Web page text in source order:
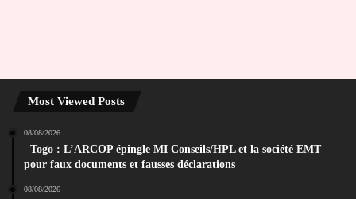
Most Viewed Posts
08/08/2026
Togo : L’ARCOP épingle MI Conseils/HPL et la société EMT
pour faux documents et fausses déclarations
08/08/2026